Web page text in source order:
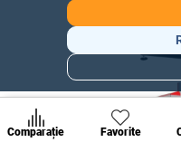
Comparație Favorite